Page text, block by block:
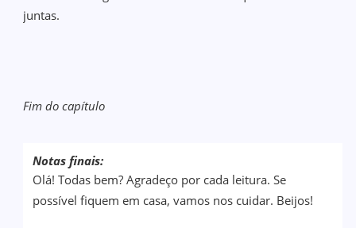
juntas.
Fim do capítulo
Notas finais:
Olá! Todas bem? Agradeço por cada leitura. Se
possível fiquem em casa, vamos nos cuidar. Beijos!